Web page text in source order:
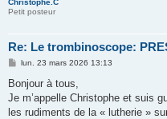
Christophe.C
Petit posteur
Re: Le trombinoscope:
M
s
a
g
lun. 23 mars 2026 13:13
Bonjour à tous,
Je m’appelle Christophe et suis
les rudiments de la « lutherie »